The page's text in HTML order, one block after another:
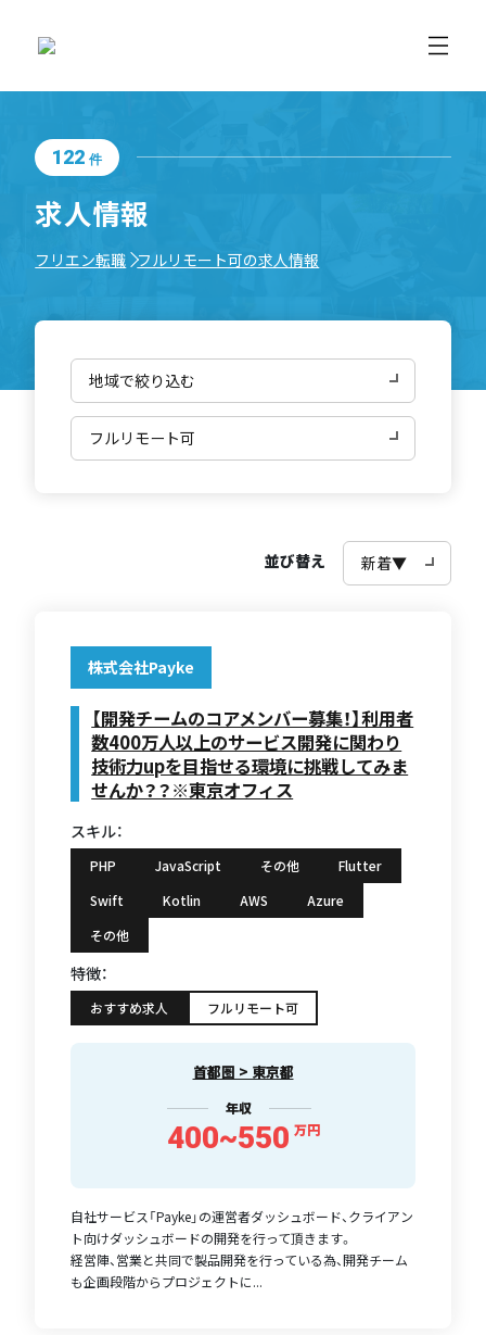
122 件
求人情報
フリエン転職 フルリモート可の求人情報
並び替え
株式会社Payke
【開発チームのコアメンバー募集！】利用者
数400万人以上のサービス開発に関わり
技術力upを目指せる環境に挑戦してみま
せんか？？※東京オフィス
スキル：
PHP JavaScript その他
Flutter
Swift
Kotlin AWS
Azure
その他
特徴：
おすすめ求人 フルリモート可
首都圏 > 東京都
年収
400~550 万円
自社サービス「Payke」の運営者ダッシュボード、クライアン
ト向けダッシュボードの開発を行って頂きます。
経営陣、営業と共同で製品開発を行っている為、開発チーム
も企画段階からプロジェクトに...